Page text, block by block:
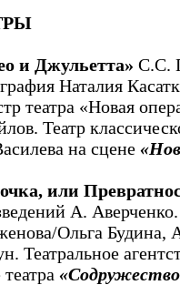
и Джульетта» С.С.
Наталия
театра «Новая
Театр
на сцене
или
А.
Ольга
Театральное